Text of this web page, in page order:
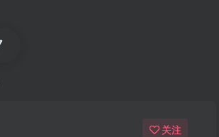
关注